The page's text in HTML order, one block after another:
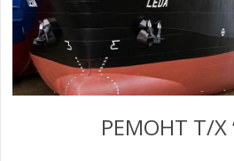
РЕМОНТ Т/Х